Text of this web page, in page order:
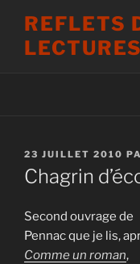
contenu
REFLETS
LECTURES
PUBLIÉ
LE
23 JUILLET 2010
Chagrin
Second ouvrage de
Pennac que je lis,
Comme un roman,